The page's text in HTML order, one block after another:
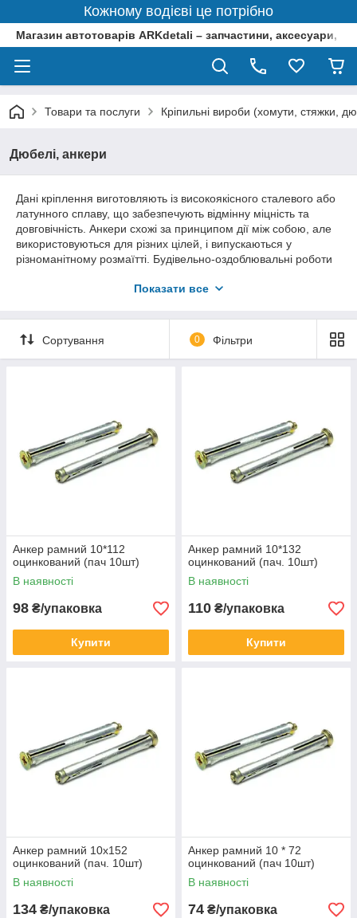
Кожному водієві це потрібно
Магазин автотоварів ARKdetali – запчастини, аксесуари,
Товари та послуги Кріпильні вироби (хомути, стяжки,
Дюбелі, анкери
Дані кріплення виготовляють із високоякісного сталевого або
латунного сплаву, що забезпечують відмінну міцність та
довговічність. Анкери схожі за принципом дії між собою, але
використовуються для різних цілей, і випускаються у
різноманітному розмаїтті. Будівельно-оздоблювальні роботи
Для фіксації гіпсокартонних листів потрібні шурупи або
дюбель або анкер. Такі металовироби відмінно справляються
з бетонною поверхнею, цегляною кладкою. Є також
кріплення з подовженою розпірною частиною, що
Показати все
Сортування 0 Фільтри
Анкер рамний 10*112
оцинкований (пач 10шт)
В наявності
98 ₴/упаковка
Купити
Анкер рамний 10*132
оцинкований (пач. 10шт)
В наявності
110 ₴/упаковка
Купити
Анкер рамний 10х152
оцинкований (пач. 10шт)
В наявності
134 ₴/упаковка
Анкер рамний 10 * 72
оцинкований (пач 10шт)
В наявності
74 ₴/упаковка